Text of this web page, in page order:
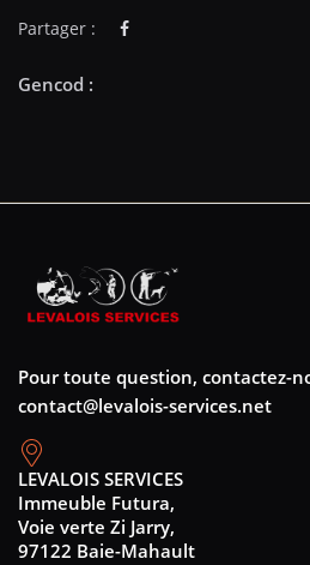
Partager :
Pour toute question, contactez-
contact@levalois-services.net
LEVALOIS SERVICES
Immeuble Futura,
Voie verte Zi Jarry,
97122 Baie-Mahault